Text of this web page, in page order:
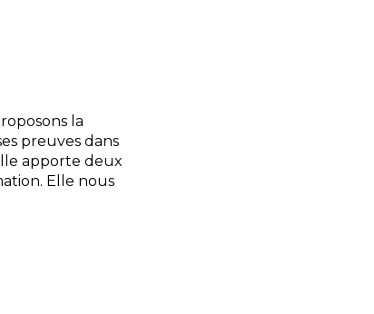
la
preuves dans
apporte deux
Elle nous